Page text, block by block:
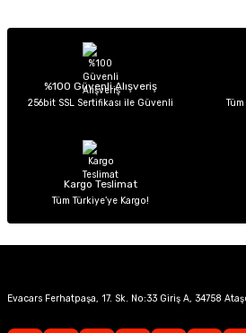
%100 Güvenli Alışveriş
256bit SSL Sertifikası ile Güvenli
Kargo Teslimat
Tüm Türkiye’ye Kargo!
Evacars Ferhatpaşa, 17. Sk. No:33 Giriş A, 34758